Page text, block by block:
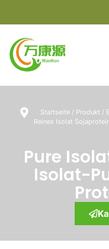
Startseite / Produkt /
Reines Isolat
Pure
Isolat-